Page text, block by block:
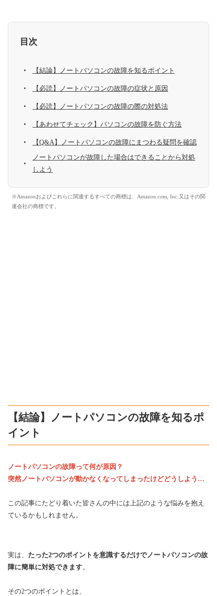
目次
【結論】ノートパソコンの故障を知るポイント
【必読】ノートパソコンの故障の症状と原因
【必読】ノートパソコンの故障の際の対処法
【あわせてチェック】パソコンの故障を防ぐ方法
【Q&A】ノートパソコンの故障にまつわる疑問を確認
ノートパソコンが故障した場合はできることから対処
しよう
※Amazonおよびこれらに関連するすべての商標は、Amazon.com, Inc.又はその関
連会社の商標です。
【結論】ノートパソコンの故障を知るポ
イント
ノートパソコンの故障って何が原因？
突然ノートパソコンが動かなくなってしまったけどどうしよう…
この記事にたどり着いた皆さんの中には上記のような悩みを抱え
ているかもしれません。
実は、 たった2つのポイントを意識するだけでノートパソコンの故
障に簡単に対処できます。
その2つのポイントとは、